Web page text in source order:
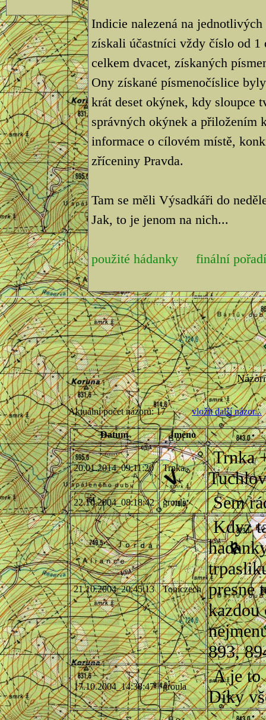
Indicie nalezená na
získali účastníci vždy číslo od 1
celkem dvacet, získaných
Ony získané písmenočíslice
krát deset okýnek, kdy sloupce
správných okýnek a přiložením
informace o cílovém místě,
zříceniny Pravda.
Tam se měli Výsadkáři do
Jak, to je jenom na nich...
použité hádanky finální pořadí